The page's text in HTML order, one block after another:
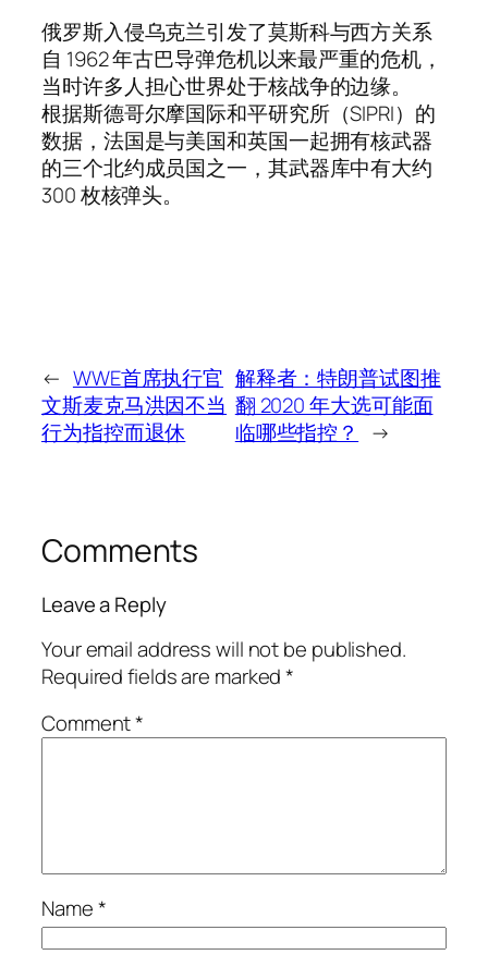
俄罗斯入侵乌克兰引发了莫斯科与西方关系
自 1962 年古巴导弹危机以来最严重的危机，
当时许多人担心世界处于核战争的边缘。
根据斯德哥尔摩国际和平研究所（SIPRI）的
数据，法国是与美国和英国一起拥有核武器
的三个北约成员国之一，其武器库中有大约
300 枚核弹头。
← WWE首席执行官
文斯麦克马洪因不当
行为指控而退休
解释者：特朗普试图推
翻 2020 年大选可能面
临哪些指控？
→
Comments
Leave a Reply
Your email address will not be published.
Required fields are marked*
Comment*
Name*